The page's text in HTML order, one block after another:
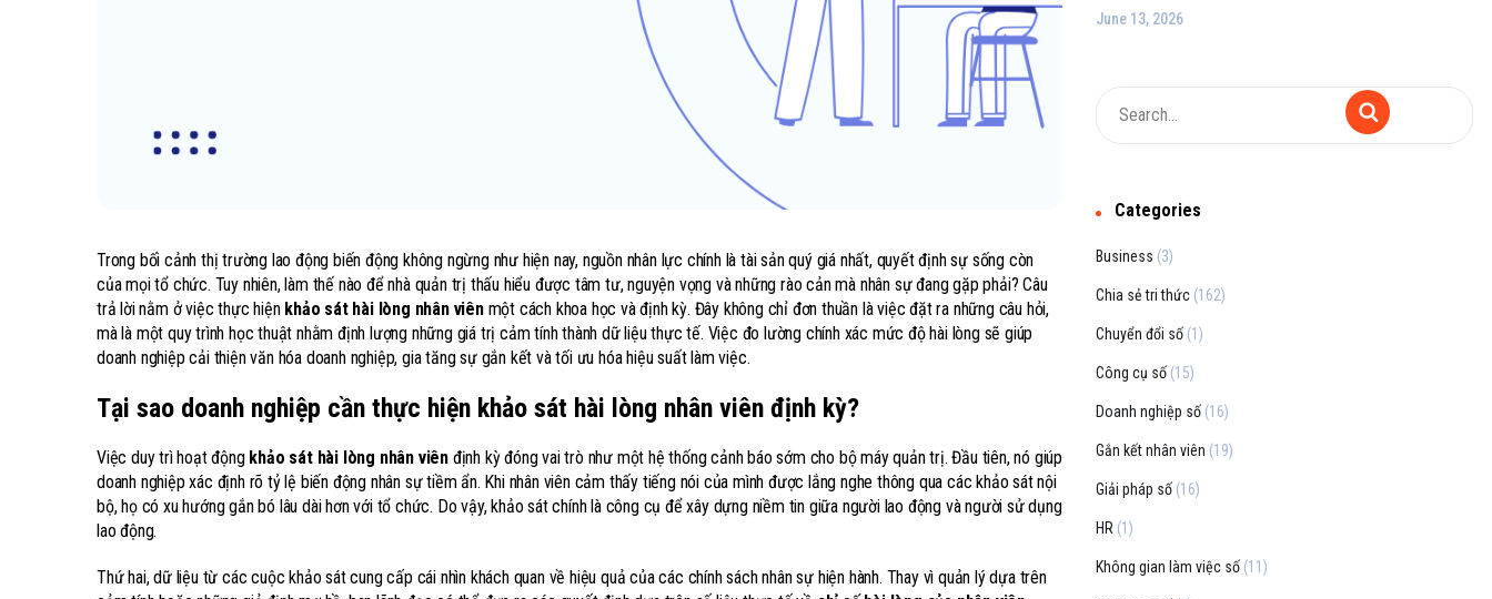
Trong bối cảnh thị trường lao động biến động không ngừng như hiện nay, nguồn nhân lực chính là tài sản quý giá nhất, quyết định sự sống còn
của mọi tổ chức. Tuy nhiên, làm thế nào để nhà quản trị thấu hiểu được tâm tư, nguyện vọng và những rào cản mà nhân sự đang gặp phải? Câu
trả lời nằm ở việc thực hiện khảo sát hài lòng nhân viênmột cách khoa học và định kỳ. Đây không chỉ đơn thuần là việc đặt ra những câu hỏi,
mà là một quy trình học thuật nhằm định lượng những giá trị cảm tính thành dữ liệu thực tế. Việc đo lường chính xác mức độ hài lòng sẽ giúp
doanh nghiệp cải thiện văn hóa doanh nghiệp, gia tăng sự gắn kết và tối ưu hóa hiệu suất làm việc.
Tại sao doanh nghiệp cần thực hiện khảo sát hài lòng nhân viên định kỳ?
Việc duy trì hoạt động khảo sát hài lòng nhân viên định kỳ đóng vai trò như một hệ thống cảnh báo sớm cho bộ máy quản trị. Đầu tiên, nó giúp
doanh nghiệp xác định rõ tỷ lệ biến động nhân sự tiềm ẩn. Khi nhân viên cảm thấy tiếng nói của mình được lắng nghe thông qua các khảo sát nội
bộ, họ có xu hướng gắn bó lâu dài hơn với tổ chức. Do vậy, khảo sát chính là công cụ để xây dựng niềm tin giữa người lao động và người sử dụng
lao động.
Thứ hai, dữ liệu từ các cuộc khảo sát cung cấp cái nhìn khách quan về hiệu quả của các chính sách nhân sự hiện hành. Thay vì quản lý dựa trên
June 13, 2026
Categories
Business (3)
Chia sẻ tri thức (162)
Chuyển đổi số (1)
Công cụ số (15)
Doanh nghiệp số (16)
Gắn kết nhân viên (19)
Giải pháp số (16)
HR (1)
Không gian làm việc số (11)